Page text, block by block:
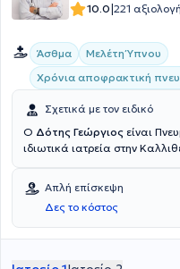
10.0|221
Άσθμα
Μελέτη Ύπνου
Χρόνια αποφρακτική
Σχετικά με τον ειδικό
Ο Δότης Γεώργιος είναι
ιδιωτικά ιατρεία στην
πνεύμονα, διακοπής
πρόληψης υποτροπών και
που προκαλεί η εξάρτηση
κάπνισμα, λοιμώξεων
υπεζωκοτικών συλλογών και
Απλή επίσκεψη
Δες το κόστος